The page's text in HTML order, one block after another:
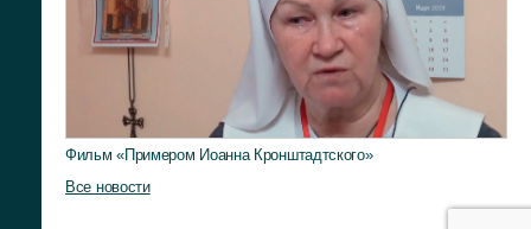
Фильм «Примером Иоанна Кронштадтского»
Все новости